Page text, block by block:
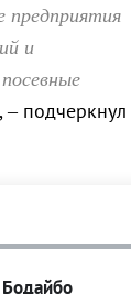
предприятия
и
– подчеркнул